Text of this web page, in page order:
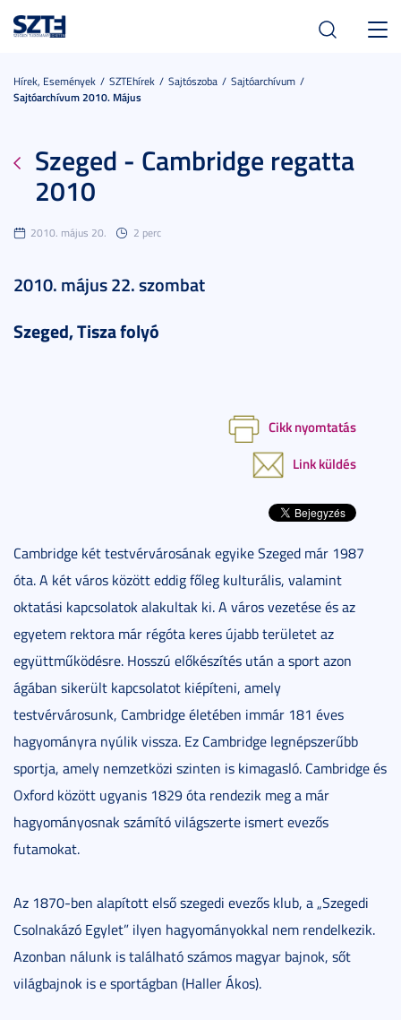
Hírek, Események SZTEhírek Sajtószoba
Sajtóarchívum
Sajtóarchívum 2010. Május
Szeged - Cambridge regatta
2010
2010. május 20. 2 perc
2010. május 22. szombat
Szeged, Tisza folyó
Cikk nyomtatás
Link küldés
Cambridge két testvérvárosának egyike Szeged már 1987
óta. A két város között eddig főleg kulturális, valamint
oktatási kapcsolatok alakultak ki. A város vezetése és az
egyetem rektora már régóta keres újabb területet az
együttműködésre. Hosszú előkészítés után a sport azon
ágában sikerült kapcsolatot kiépíteni, amely
testvérvárosunk, Cambridge életében immár 181 éves
hagyományra nyúlik vissza. Ez Cambridge legnépszerűbb
sportja, amely nemzetközi szinten is kimagasló. Cambridge és
Oxford között ugyanis 1829 óta rendezik meg a már
hagyományosnak számító világszerte ismert evezős
futamokat.
Az 1870-ben alapított első szegedi evezős klub, a „Szegedi
Csolnakázó Egylet” ilyen hagyományokkal nem rendelkezik.
Azonban nálunk is található számos magyar bajnok, sőt
világbajnok is e sportágban (Haller Ákos).